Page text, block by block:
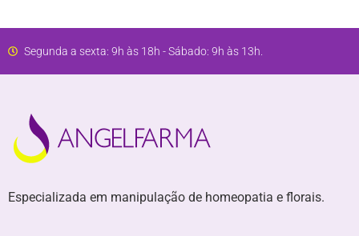
Segunda a sexta: 9h às 18h - Sábado: 9h às 13h.
Especializada em manipulação de homeopatia e florais.